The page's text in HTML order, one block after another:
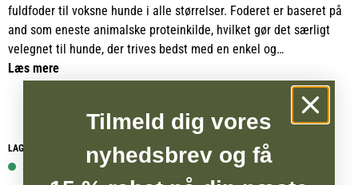
fuldfoder til voksne hunde i alle størrelser. Foderet er baseret på
and som eneste animalske proteinkilde, hvilket gør det særligt
velegnet til hunde, der trives bedst med en enkel og
gennemtænkt sammensætning. De sprøde foderkugler er belagt
med frysetørret kød, som hjælper med at bevare råvarernes
naturlige næringsstoffer og giver en intens smag, der også tiltaler
Quattro super premium duck er fremstillet uden korn som hvede,
Læs mere
LAGERSTATUS WEBSHOP
3 på lager
Tilmeld dig vores
nyhedsbrev og få